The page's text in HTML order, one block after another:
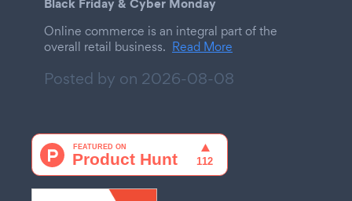
Online commerce is an integral part of the
overall retail business. Read More
Posted by on 2026-08-08